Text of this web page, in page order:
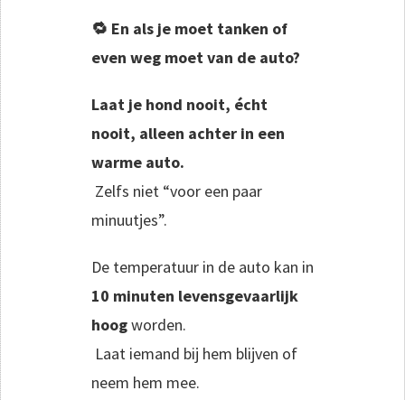
🔁 En als je moet tanken of
even weg moet van de auto?
Laat je hond nooit, écht
nooit, alleen achter in een
warme auto.
Zelfs niet “voor een paar
minuutjes”.
De temperatuur in de auto kan in
10 minuten levensgevaarlijk
hoogworden.
Laat iemand bij hem blijven of
neem hem mee.